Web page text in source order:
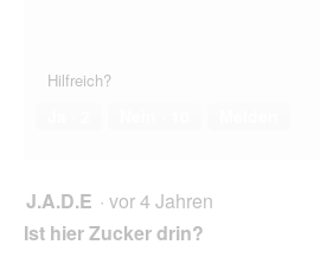
Hilfreich?
J.A.D.E · vor 4 Jahren
Ist hier Zucker drin?